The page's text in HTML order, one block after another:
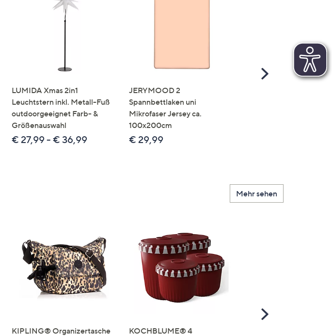
LUMIDA Xmas 2in1
Leuchtstern inkl. Metall-Fuß
outdoorgeeignet Farb- &
Größenauswahl
€ 27,99 - € 36,99
JERYMOOD 2
Spannbettlaken uni
Mikrofaser Jersey ca.
100x200cm
€ 29,99
Scroll
Mehr sehen
KIPLING® Organizertasche
KOCHBLUME® 4
Scroll